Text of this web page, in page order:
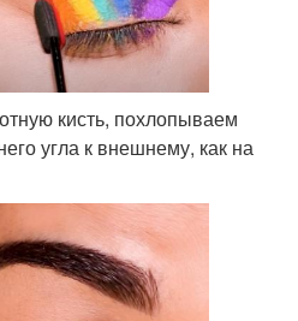
кисть, похлопываем
угла к внешнему, как на